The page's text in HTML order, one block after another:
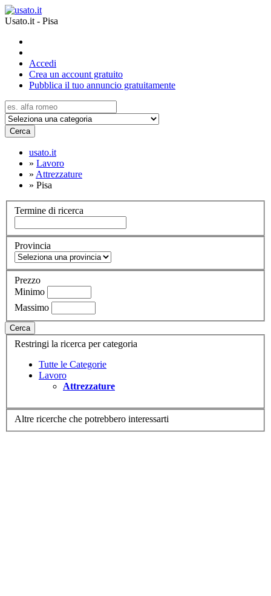
Usato.it - Pisa
Accedi
Crea un account gratuito
Pubblica il tuo annuncio gratuitamente
Cerca
usato.it
» Lavoro
» Attrezzature
» Pisa
Termine di ricerca
Provincia
Prezzo
Minimo
Massimo
Cerca
Restringi la ricerca per categoria
Tutte le Categorie
Lavoro
Attrezzature
Altre ricerche che potrebbero interessarti